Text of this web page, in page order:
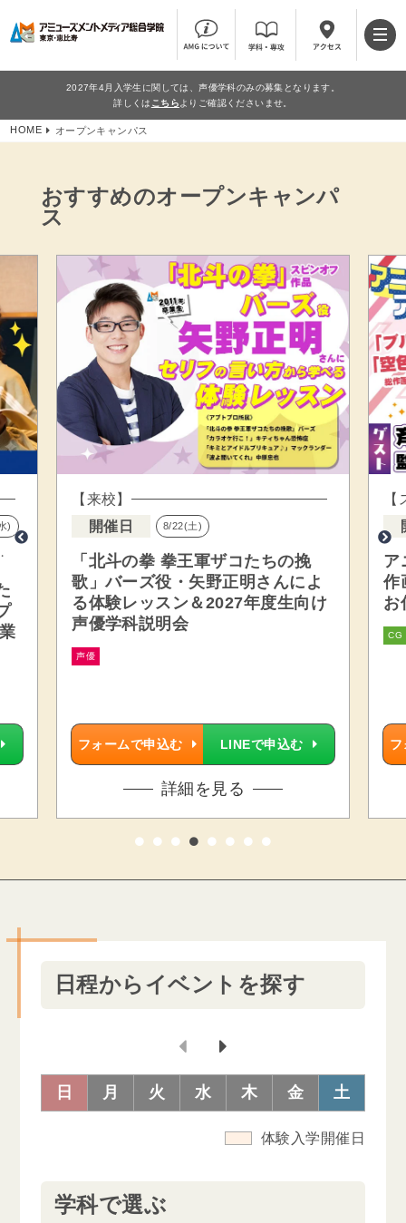
2027年4月入学生に関しては、声優学科のみの募集となります。
詳しくは こちら よりご確認くださいませ。
HOME オープンキャンパス
おすすめのオープンキャンパ
ス
)
【来校】
開催日
8/22(土)
「北斗の拳 拳王軍ザコたちの挽
歌」バーズ役・矢野正明さんによ
る体験レッスン＆2027年度生向け
声優学科説明会
声優
フォームで申込む LINEで申込む
詳細を見る
ア
作
お
CG
フ
1 2 3 4 5 6 7 8
日程からイベントを探す
日 月 火 水 木 金 土
体験入学開催日
学科で選ぶ